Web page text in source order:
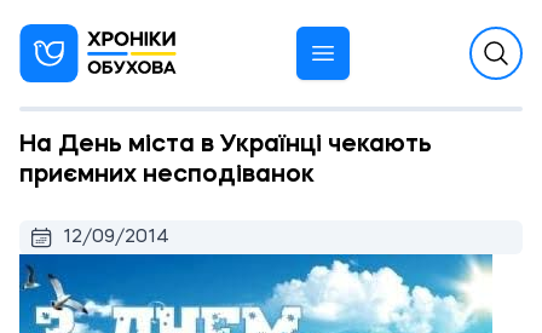
На День міста в Українці чекають
приємних несподіванок
12/09/2014